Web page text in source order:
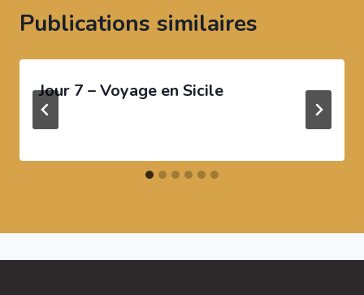
Publications similaires
Jour 7 – Voyage en Sicile